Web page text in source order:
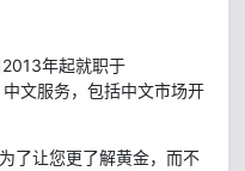
年起就职于
文服务，包括中文市场开
了让您更了解黄金，而不